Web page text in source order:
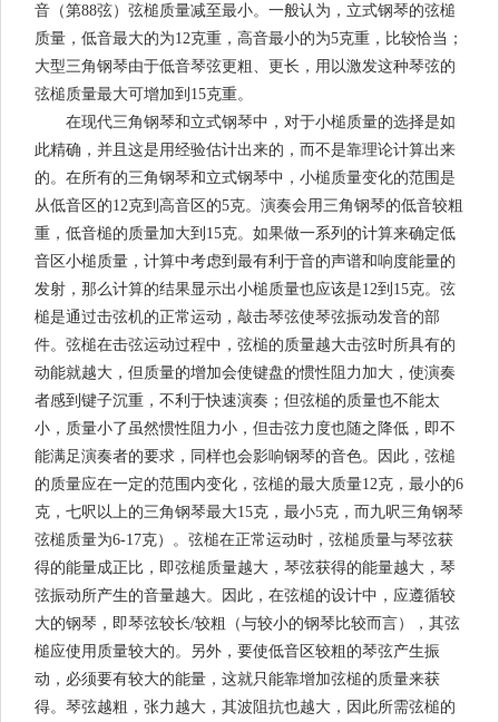
音（第88弦）弦槌质量减至最小。一般认为，立式钢琴的弦槌
质量，低音最大的为12克重，高音最小的为5克重，比较恰当；
大型三角钢琴由于低音琴弦更粗、更长，用以激发这种琴弦的
弦槌质量最大可增加到15克重。
在现代三角钢琴和立式钢琴中，对于小槌质量的选择是如
此精确，并且这是用经验估计出来的，而不是靠理论计算出来
的。在所有的三角钢琴和立式钢琴中，小槌质量变化的范围是
从低音区的12克到高音区的5克。演奏会用三角钢琴的低音较粗
重，低音槌的质量加大到15克。如果做一系列的计算来确定低
音区小槌质量，计算中考虑到最有利于音的声谱和响度能量的
发射，那么计算的结果显示出小槌质量也应该是12到15克。弦
槌是通过击弦机的正常运动，敲击琴弦使琴弦振动发音的部
件。弦槌在击弦运动过程中，弦槌的质量越大击弦时所具有的
动能就越大，但质量的增加会使键盘的惯性阻力加大，使演奏
者感到键子沉重，不利于快速演奏；但弦槌的质量也不能太
小，质量小了虽然惯性阻力小，但击弦力度也随之降低，即不
能满足演奏者的要求，同样也会影响钢琴的音色。因此，弦槌
的质量应在一定的范围内变化，弦槌的最大质量12克，最小的6
克，七呎以上的三角钢琴最大15克，最小5克，而九呎三角钢琴
弦槌质量为6-17克）。弦槌在正常运动时，弦槌质量与琴弦获
得的能量成正比，即弦槌质量越大，琴弦获得的能量越大，琴
弦振动所产生的音量越大。因此，在弦槌的设计中，应遵循较
大的钢琴，即琴弦较长/较粗（与较小的钢琴比较而言），其弦
槌应使用质量较大的。另外，要使低音区较粗的琴弦产生振
动，必须要有较大的能量，这就只能靠增加弦槌的质量来获
得。琴弦越粗，张力越大，其波阻抗也越大，因此所需弦槌的